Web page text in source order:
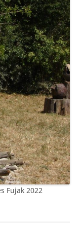
Fujak 2022